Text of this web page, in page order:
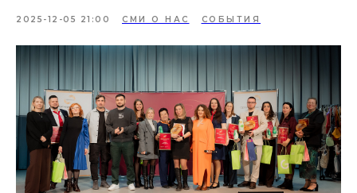
2025-12-05 21:00 СМИ О НАС СОБЫТИЯ